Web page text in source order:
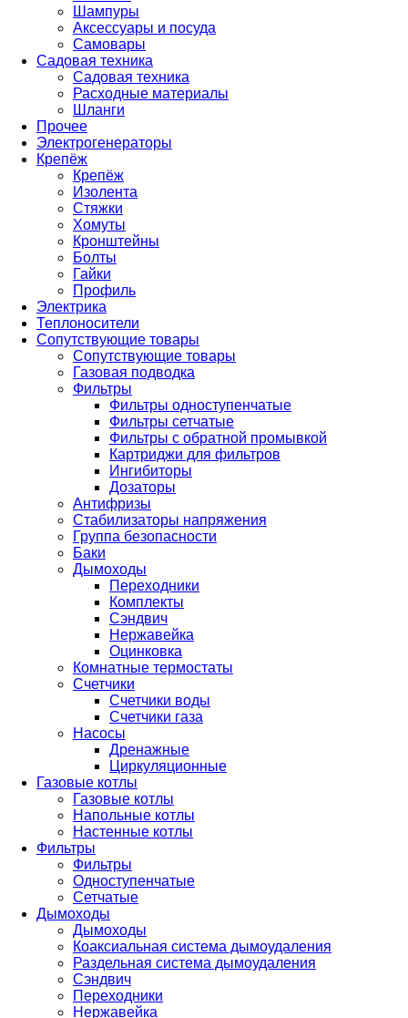
Шампуры
Аксессуары и посуда
Самовары
Садовая техника
Садовая техника
Расходные материалы
Шланги
Прочее
Электрогенераторы
Крепёж
Крепёж
Изолента
Стяжки
Хомуты
Кронштейны
Болты
Гайки
Профиль
Электрика
Теплоносители
Сопутствующие товары
Сопутствующие товары
Газовая подводка
Фильтры
Фильтры одноступенчатые
Фильтры сетчатые
Фильтры с обратной промывкой
Картриджи для фильтров
Ингибиторы
Дозаторы
Антифризы
Стабилизаторы напряжения
Группа безопасности
Баки
Дымоходы
Переходники
Комплекты
Сэндвич
Нержавейка
Оцинковка
Комнатные термостаты
Счетчики
Счетчики воды
Счетчики газа
Насосы
Дренажные
Циркуляционные
Газовые котлы
Газовые котлы
Напольные котлы
Настенные котлы
Фильтры
Фильтры
Одноступенчатые
Сетчатые
Дымоходы
Дымоходы
Коаксиальная система дымоудаления
Раздельная система дымоудаления
Сэндвич
Переходники
Нержавейка